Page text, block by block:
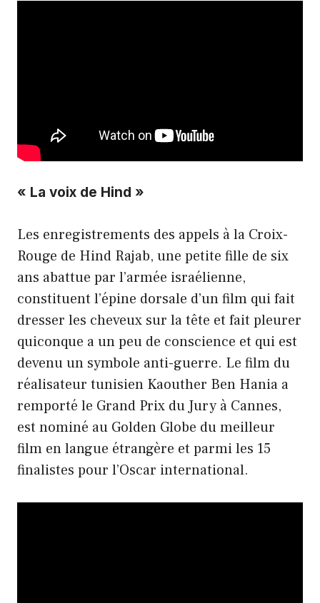
« La voix de Hind »
Les enregistrements des appels à la Croix-
Rouge de Hind Rajab, une petite fille de six
ans abattue par l’armée israélienne,
constituent l’épine dorsale d’un film qui fait
dresser les cheveux sur la tête et fait pleurer
quiconque a un peu de conscience et qui est
devenu un symbole anti-guerre. Le film du
réalisateur tunisien Kaouther Ben Hania a
remporté le Grand Prix du Jury à Cannes,
est nominé au Golden Globe du meilleur
film en langue étrangère et parmi les 15
finalistes pour l’Oscar international.